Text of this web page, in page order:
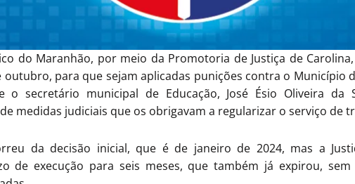
do Maranhão, por meio da Promotoria de Justiça de
para que sejam aplicadas punições contra o Município
o secretário municipal de Educação, José Ésio Oliveira da
medidas judiciais que os obrigavam a regularizar o serviço de
da decisão inicial, que é de janeiro de 2024, mas a
de execução para seis meses, que também já expirou, sem